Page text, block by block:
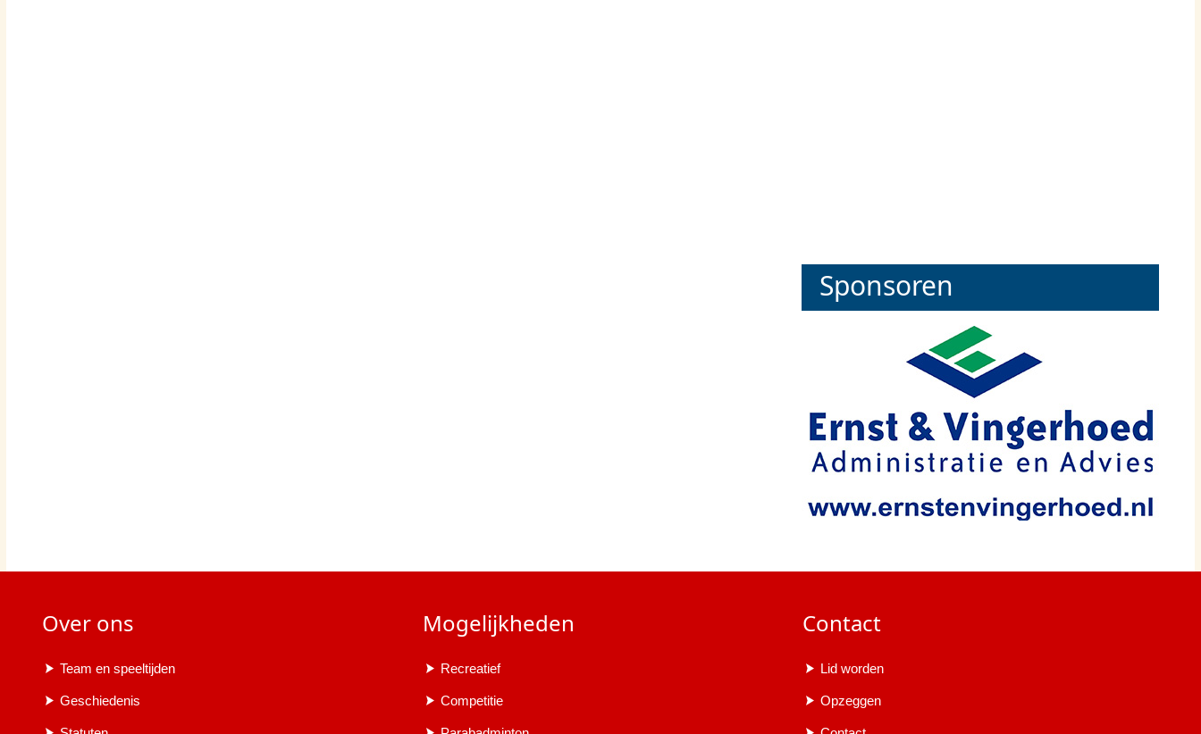
Sponsoren
Over ons
Team en speeltijden
Geschiedenis
Mogelijkheden
Recreatief
Competitie
Contact
Lid worden
Opzeggen